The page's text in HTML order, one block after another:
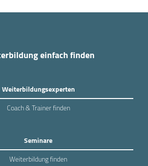
einfach finden
Weiterbildungsexperten
Coach & Trainer finden
Seminare
Weiterbildung finden